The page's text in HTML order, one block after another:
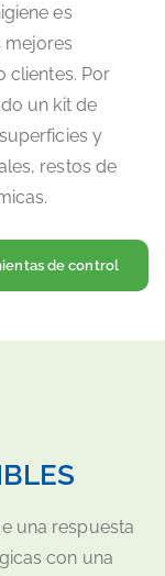
es
mejores
clientes. Por
un kit de
y
restos de
de control
una respuesta
con una